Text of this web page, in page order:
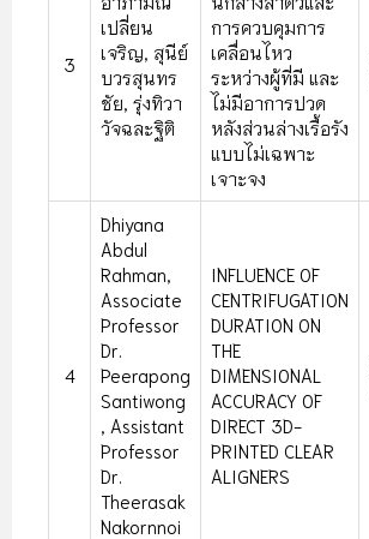
3
เปลี่ยน
เจริญ, สุนีย์
บวรสุนทร
ชัย, รุ่งทิวา
วัจฉละฐิติ
การควบคุมการ
เคลื่อนไหว
ระหว่างผู้ที่มี และ
ไม่มีอาการปวด
หลังส่วนล่างเรื้อรัง
แบบไม่เฉพาะ
เจาะจง
4
Dhiyana
Abdul
Rahman,
Associate
Professor
Dr.
Peerapong
Santiwong
, Assistant
Professor
Dr.
Theerasak
Nakornnoi
INFLUENCE OF
CENTRIFUGATION
DURATION ON
THE
DIMENSIONAL
ACCURACY OF
DIRECT 3D-
PRINTED CLEAR
ALIGNERS